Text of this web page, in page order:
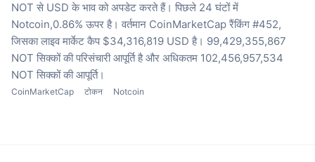
NOT से USD के भाव को अपडेट करते हैं। पिछले 24 घंटों में
Notcoin,0.86% ऊपर है। वर्तमान CoinMarketCap रैंकिंग #452,
जिसका लाइव मार्केट कैप $34,316,819 USD है। 99,429,355,867
NOT सिक्कों की परिसंचारी आपूर्ति है और अधिकतम 102,456,957,534
NOT सिक्कों की आपूर्ति।
CoinMarketCap टोकन Notcoin